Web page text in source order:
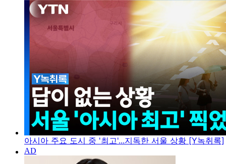
아시아 주요 도시 중 '최고'...지독한 서울 상황 [Y녹취록]